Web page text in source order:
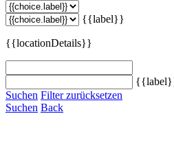
{{label}}
{{locationDetails}}
Suchen Filter zurücksetzen
Suchen Back